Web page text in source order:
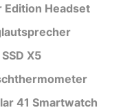
Edition Headset
X5
41 Smartwatch